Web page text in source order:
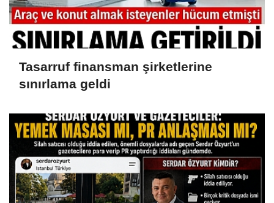
Tasarruf finansman şirketlerine
sınırlama geldi